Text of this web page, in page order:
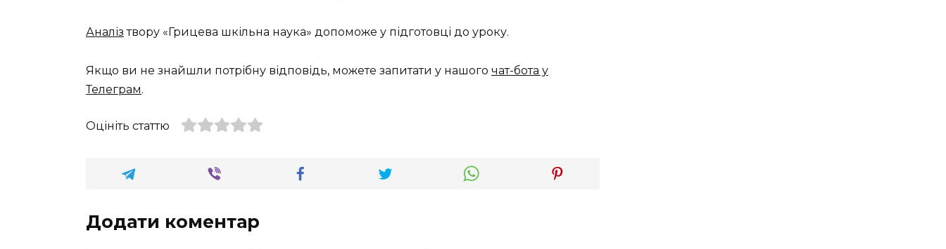
Аналіз твору «Грицева шкільна наука» допоможе у підготовці до уроку.
Якщо ви не знайшли потрібну відповідь, можете запитати у нашого чат-бота у
Телеграм.
Оцініть статтю
Додати коментар